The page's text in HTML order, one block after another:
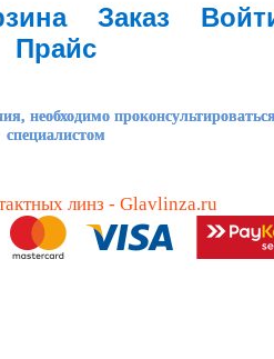
Заказ
Прайс
необходимо
специалистом
линз - Glavlinza.ru